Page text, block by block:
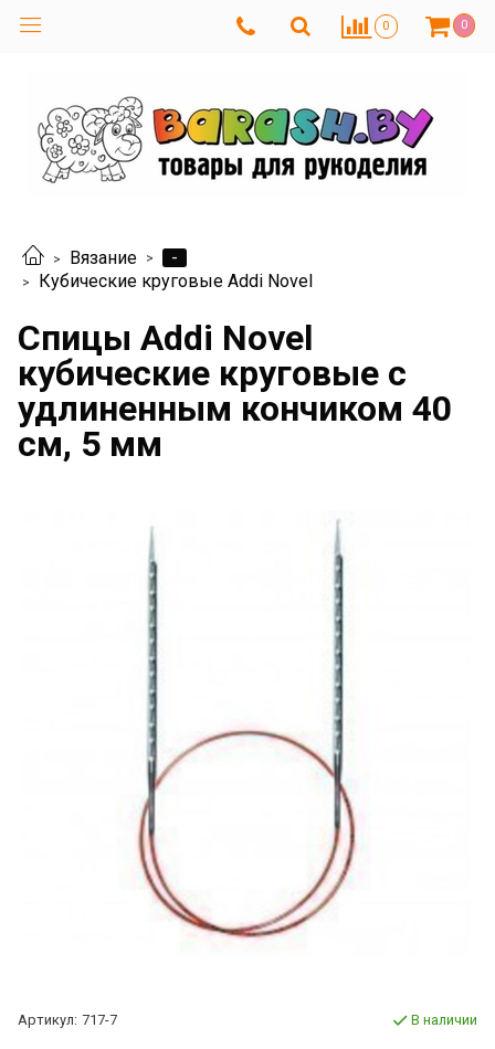
0 0
Вязание
-
Кубические круговые Addi Novel
Спицы Addi Novel
кубические круговые с
удлиненным кончиком 40
см, 5 мм
Артикул: 717-7 В наличии